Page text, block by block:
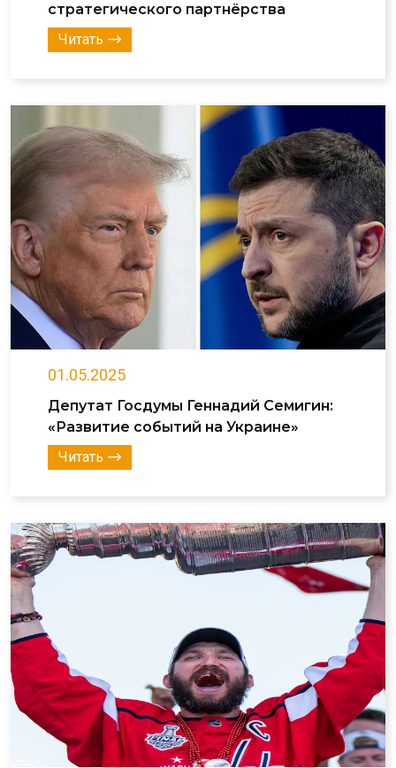
стратегического партнёрства
Читать
01.05.2025
Депутат Госдумы Геннадий Семигин:
«Развитие событий на Украине»
Читать